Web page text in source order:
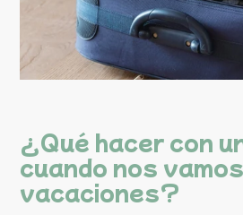
¿Qué hacer con
cuando nos
vacaciones?